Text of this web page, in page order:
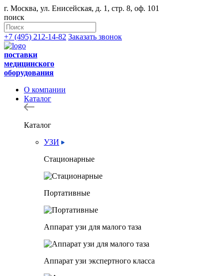
г. Москва, ул. Енисейская, д. 1, стр. 8, оф. 101
поиск
+7 (495) 212-14-82 Заказать звонок
поставки
медицинского
оборудования
О компании
Каталог
Каталог
УЗИ
Стационарные
Портативные
Аппарат узи для малого таза
Аппарат узи экспертного класса